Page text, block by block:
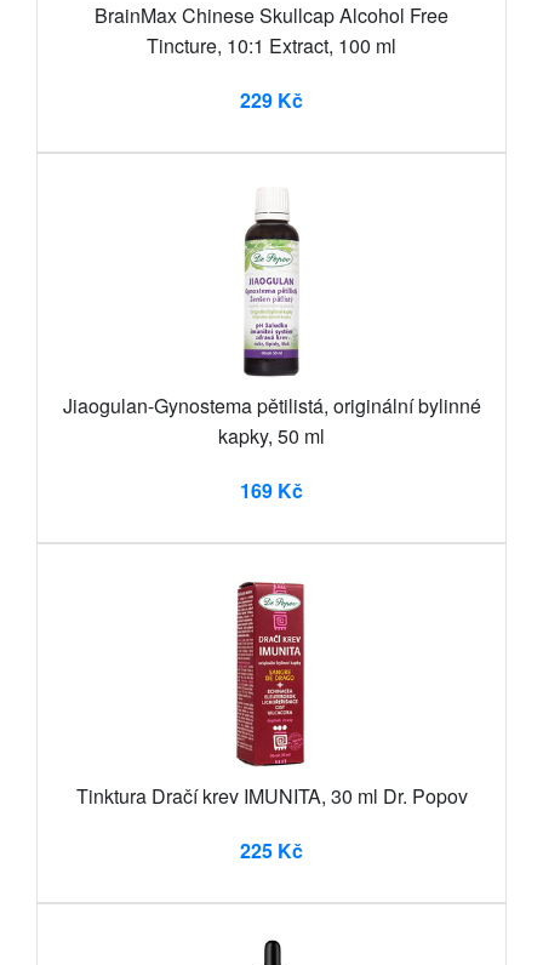
BrainMax Chinese Skullcap Alcohol Free
Tincture, 10:1 Extract, 100 ml
229 Kč
Jiaogulan-Gynostema pětilistá, originální bylinné
kapky, 50 ml
169 Kč
Tinktura Dračí krev IMUNITA, 30 ml Dr. Popov
225 Kč